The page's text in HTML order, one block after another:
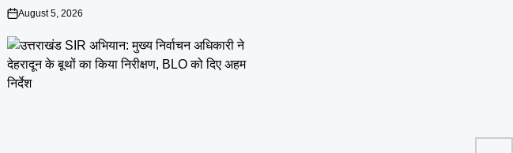
on
August 5, 2026